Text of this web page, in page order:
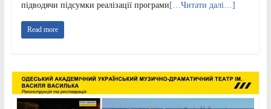
підводячи підсумки реалізації програми […Читати далі…]
Read more